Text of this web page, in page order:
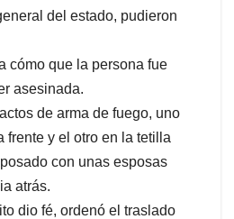
del estado, pudieron
cómo que la persona fue
asesinada.
de arma de fuego, uno
frente y el otro en la tetilla
con unas esposas
atrás.
dio fé, ordenó el traslado